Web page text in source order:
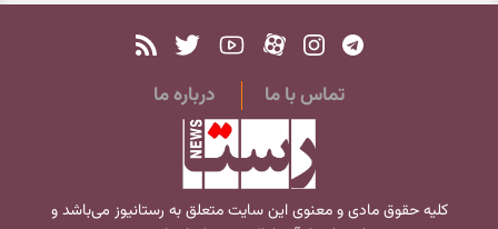
تماس با ما درباره ما
کلیه حقوق مادی و معنوی این سایت متعلق به رستانیوز می‌باشد و